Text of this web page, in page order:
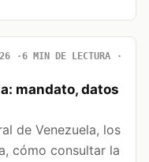
6 MIN DE LECTURA
mandato, datos
de Venezuela, los
cómo consultar la